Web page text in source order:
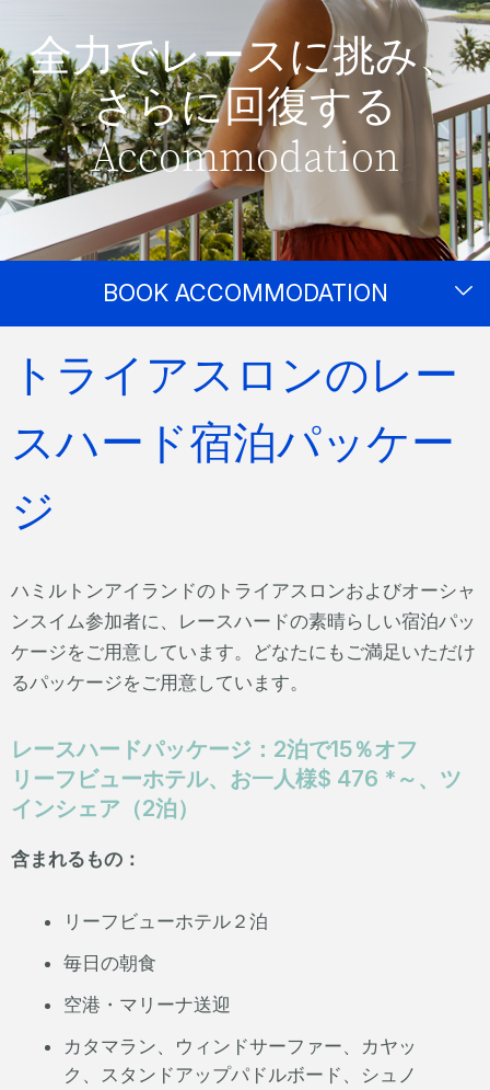
全力でレースに挑み、
さらに回復する
Accommodation
BOOK ACCOMMODATION
トライアスロンのレー
スハード宿泊パッケー
ジ
ハミルトンアイランドのトライアスロンおよびオーシャ
ンスイム参加者に、レースハードの素晴らしい宿泊パッ
ケージをご用意しています。どなたにもご満足いただけ
るパッケージをご用意しています。
レースハードパッケージ：2泊で15％オフ
リーフビューホテル、お一人様$ 476 *～、ツ
インシェア（2泊）
含まれるもの：
リーフビューホテル２泊
毎日の朝食
空港・マリーナ送迎
カタマラン、ウィンドサーファー、カヤッ
ク、スタンドアップパドルボード、シュノ